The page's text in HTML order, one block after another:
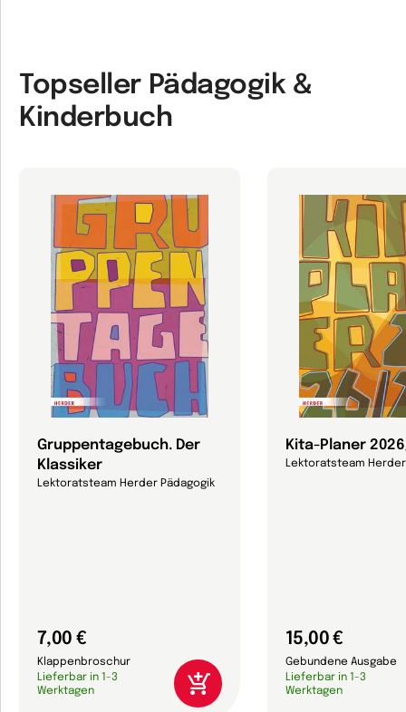
Topseller Pädagogik &
Kinderbuch
Gruppentagebuch. Der
Klassiker
Lektoratsteam Herder Pädagogik
7,00 €
Klappenbroschur
Lieferbar in 1-3
Werktagen
Kita-Planer
Lektoratsteam Herder
15,00 €
Gebundene Ausgabe
Lieferbar in 1-3
Werktagen